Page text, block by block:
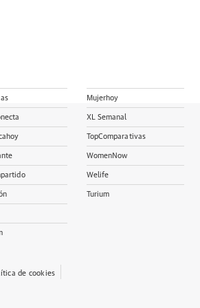
Mujerhoy
XL Semanal
TopComparativas
WomenNow
Welife
Turium
de cookies